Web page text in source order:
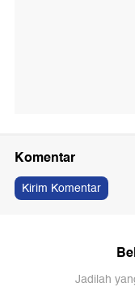
Komentar
Kirim Komentar
Jadilah